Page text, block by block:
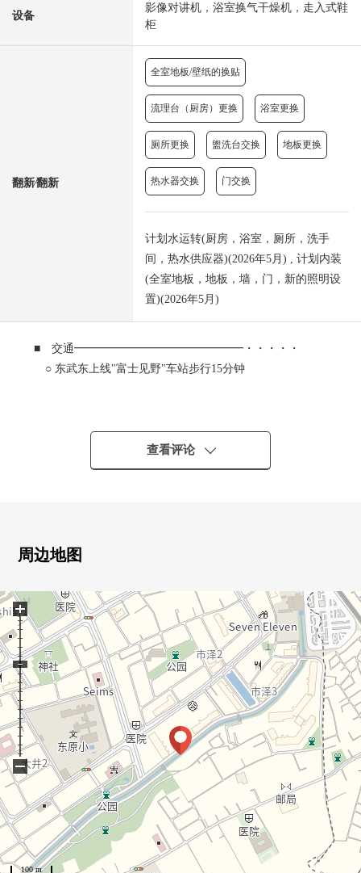
设备
影像对讲机，浴室换气干燥机，走入式鞋
柜
翻新⁄翻新
全室地板/壁纸的换贴
流理台（厨房）更换 浴室更换
厕所更换 盥洗台交换 地板更换
热水器交换 门交换
计划水运转(厨房，浴室，厕所，洗手
间，热水供应器)(2026年5月) , 计划内装
(全室地板，地板，墙，门，新的照明设
置)(2026年5月)
■ 交通━━━━━━━━━━━━━━━・・・・・
○ 东武东上线"富士见野"车站步行15分钟
■ 推荐焦点━━━━━━━━━━━━━━━・・・・・
○ 位于"富士见野"车站步行范围以内
○ 111户总户数(327户全栋总户数)的大的地方自治团体
○ 保护舒适的生活的防盗门
○ 到购物设施、公园步行范围以内
■ 设备━━━━━━━━━━━━━━━・・・・・
○ 有洗碗机的组合厨房
○ 温水冲洗马桶座
○ 走入式鞋柜
○ 有全居室收纳
■ 2026年5月翻新实施
━━━━━━━━━━━━━━━・・・・・
[交换]组合厨房，整体卫浴，盥洗台，厕所，热水供应
器，门，宽度树，嵌顶灯
查看评论
周边地图
100 m
+
−